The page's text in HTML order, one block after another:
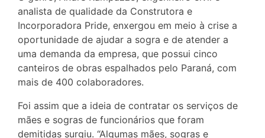
analista de qualidade da Construtora e
Incorporadora Pride, enxergou em meio à crise a
oportunidade de ajudar a sogra e de atender a
uma demanda da empresa, que possui cinco
canteiros de obras espalhados pelo Paraná, com
mais de 400 colaboradores.
Foi assim que a ideia de contratar os serviços de
mães e sogras de funcionários que foram
demitidas surgiu. “Algumas mães, sogras e